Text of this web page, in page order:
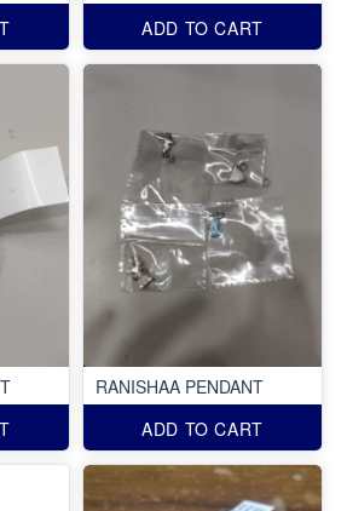
ADD TO CART
RANISHAA PENDANT
ADD TO CART